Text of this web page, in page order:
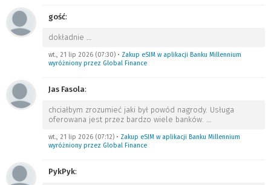
gość:
dokładnie …
wt., 21 lip 2026 (07:30) • Zakup eSIM w aplikacji Banku Millennium
wyróżniony przez Global Finance
Jas Fasola:
chciałbym zrozumieć jaki był powód nagrody. Usługa
oferowana jest przez bardzo wiele banków. …
wt., 21 lip 2026 (07:12) • Zakup eSIM w aplikacji Banku Millennium
wyróżniony przez Global Finance
PykPyk: